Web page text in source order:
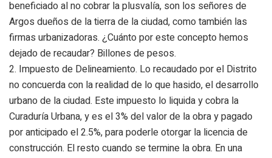
beneficiado al no cobrar la plusvalía, son los señores de
Argos dueños de la tierra de la ciudad, como también las
firmas urbanizadoras. ¿Cuánto por este concepto hemos
dejado de recaudar? Billones de pesos.
2. Impuesto de Delineamiento. Lo recaudado por el Distrito
no concuerda con la realidad de lo que hasido, el desarrollo
urbano de la ciudad. Este impuesto lo liquida y cobra la
Curaduría Urbana, y es el 3% del valor de la obra y pagado
por anticipado el 2.5%, para poderle otorgar la licencia de
construcción. El resto cuando se termine la obra. En una